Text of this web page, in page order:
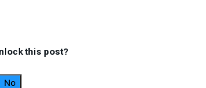
this post?
No